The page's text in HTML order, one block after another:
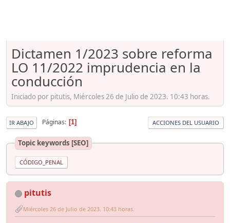
Dictamen 1/2023 sobre reforma
LO 11/2022 imprudencia en la
conducción
Iniciado por pitutis, Miércoles 26 de Julio de 2023. 10:43 horas.
IR ABAJO Páginas 1 ACCIONES DEL USUARIO
Topic keywords [SEO]
CÓDIGO_PENAL
pitutis
Miércoles 26 de Julio de 2023. 10:43 horas.